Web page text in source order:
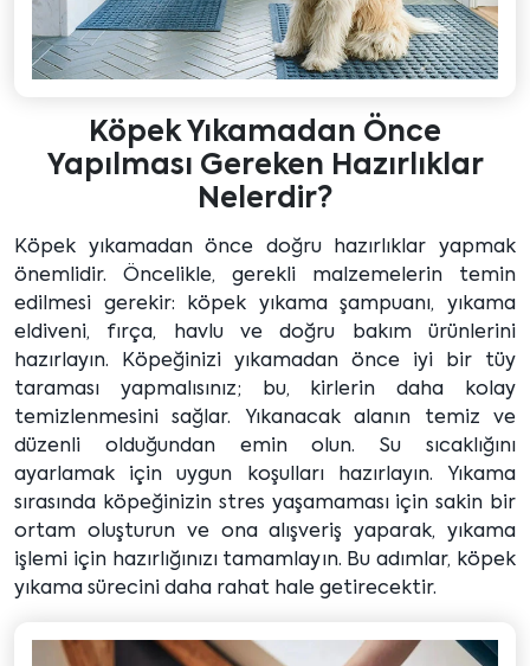
Köpek Yıkamadan Önce
Yapılması Gereken Hazırlıklar
Nelerdir?
Köpek yıkamadan önce doğru hazırlıklar yapmak
önemlidir. Öncelikle, gerekli malzemelerin temin
edilmesi gerekir: köpek yıkama şampuanı, yıkama
eldiveni, fırça, havlu ve doğru bakım ürünlerini
hazırlayın. Köpeğinizi yıkamadan önce iyi bir tüy
taraması yapmalısınız; bu, kirlerin daha kolay
temizlenmesini sağlar. Yıkanacak alanın temiz ve
düzenli olduğundan emin olun. Su sıcaklığını
ayarlamak için uygun koşulları hazırlayın. Yıkama
sırasında köpeğinizin stres yaşamaması için sakin bir
ortam oluşturun ve ona alışveriş yaparak, yıkama
işlemi için hazırlığınızı tamamlayın. Bu adımlar, köpek
yıkama sürecini daha rahat hale getirecektir.